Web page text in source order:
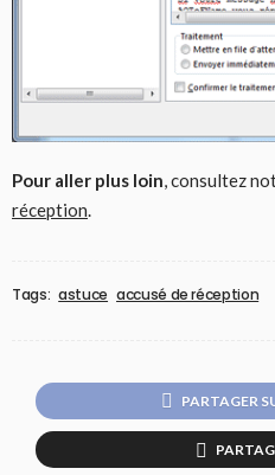
Pour aller plus loin, consultez
réception.
Tags: astuce accusé de réception
PARTAGER